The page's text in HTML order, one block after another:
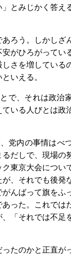
とみじかく答え
ろう。しかしざ
がひろがってい
さを増している
いえる。
で、それは政治
いる人びとは政
党内の事情はべ
だしで、現場の
東京大会につい
、それでも後発
んばって旗をふ
った。これでは
「それでは不足
たのかと正直が